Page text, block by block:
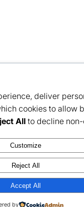
deliver
cookies to allow
All to decline
Customize
Reject All
Accept All
by